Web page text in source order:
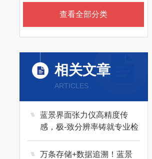
查看全部分类
相关文章
ARTICLES
蓝景界面张力仪高精度传
感，极-致分辨率铸就专业检
测品质
万条存储+数据追溯！蓝景